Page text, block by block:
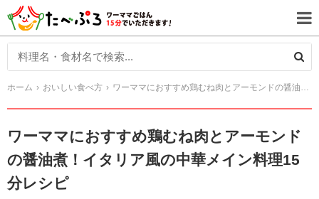
ホーム おいしい食べ方 ワーママにおすすめ鶏むね肉とアーモンドの醤油煮！イタリア風の中華メイン料理15分レシピ
ワーママにおすすめ鶏むね肉とアーモンド
の醤油煮！イタリア風の中華メイン料理15
分レシピ